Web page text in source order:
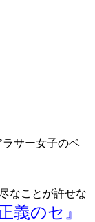
サー女子のベ
なことが許せな
正義のセ』